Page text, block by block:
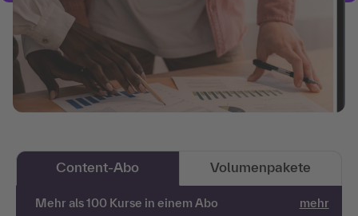
Content-Abo Volumenpakete
Mehr als 100 Kurse in einem Abo mehr